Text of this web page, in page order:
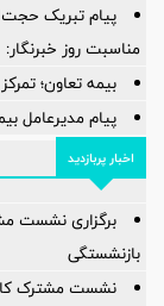
پیام تبریک
مناسبت روز خبرنگار:
بیمه تعاون؛
پیام مدیرعامل
اخبار پربازدید
برگزاری نشست
بازنشستگی
نشست مشترک